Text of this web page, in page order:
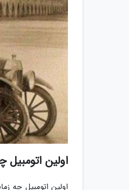
اولین اتومبیل
اولین اتومبیل چه